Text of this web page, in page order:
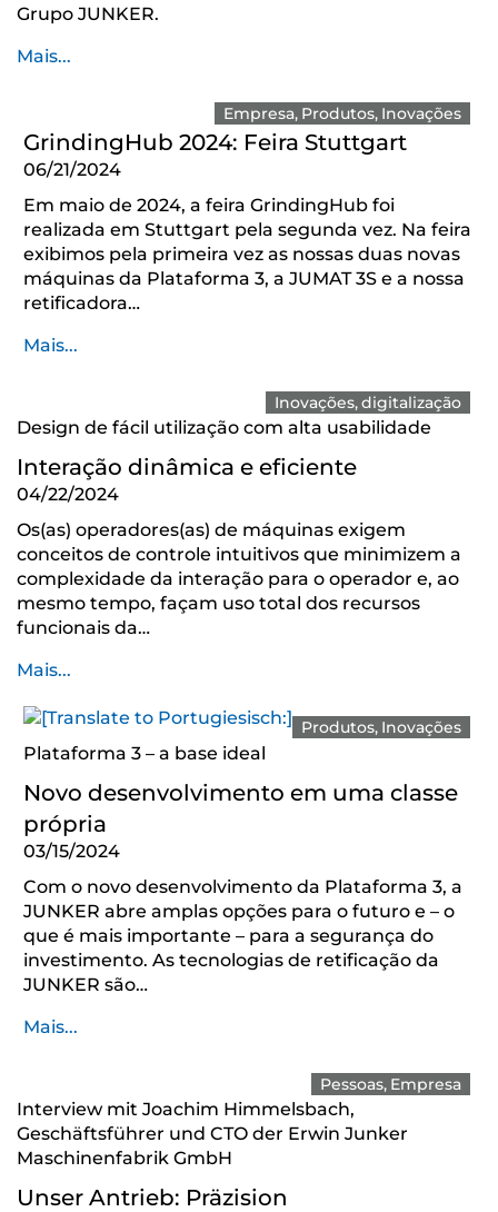
Grupo JUNKER.
Mais...
Empresa Produtos Inovações
GrindingHub 2024: Feira Stuttgart
06/21/2024
Em maio de 2024, a feira GrindingHub foi
realizada em Stuttgart pela segunda vez. Na feira
exibimos pela primeira vez as nossas duas novas
máquinas da Plataforma 3, a JUMAT 3S e a nossa
retificadora…
Mais...
Inovações digitalização
Design de fácil utilização com alta usabilidade
Interação dinâmica e eficiente
04/22/2024
Os(as) operadores(as) de máquinas exigem
conceitos de controle intuitivos que minimizem a
complexidade da interação para o operador e, ao
mesmo tempo, façam uso total dos recursos
funcionais da…
Mais...
Produtos Inovações
Plataforma 3 – a base ideal
Novo desenvolvimento em uma classe
própria
03/15/2024
Com o novo desenvolvimento da Plataforma 3, a
JUNKER abre amplas opções para o futuro e – o
que é mais importante – para a segurança do
investimento. As tecnologias de retificação da
JUNKER são…
Mais...
Pessoas Empresa
Interview mit Joachim Himmelsbach,
Geschäftsführer und CTO der Erwin Junker
Maschinenfabrik GmbH
Unser Antrieb: Präzision